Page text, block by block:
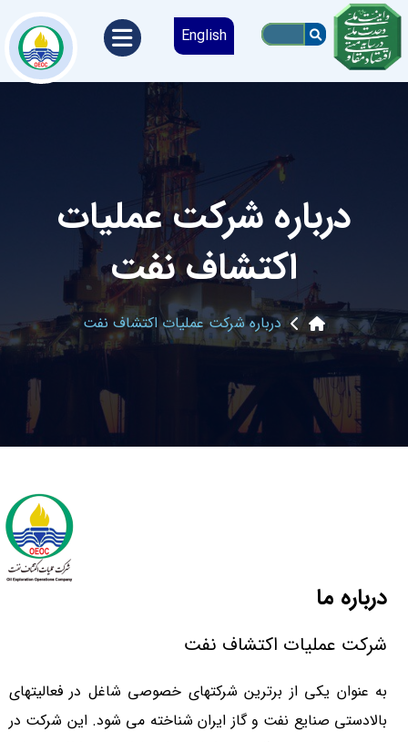
English
درباره شرکت عملیات
اکتشاف نفت
درباره شرکت عملیات اکتشاف نفت
درباره ما
شرکت عملیات اکتشاف نفت
به عنوان یکی از برترین شرکتهای خصوصی شاغل در فعالیتهای
بالادستی صنایع نفت و گاز ایران شناخته می شود. این شرکت در